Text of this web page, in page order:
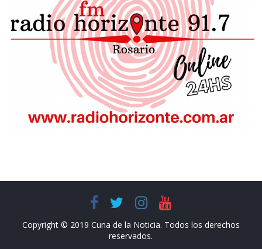
Copyright © 2019 Cuna de la Noticia. Todos los derechos
reservados.